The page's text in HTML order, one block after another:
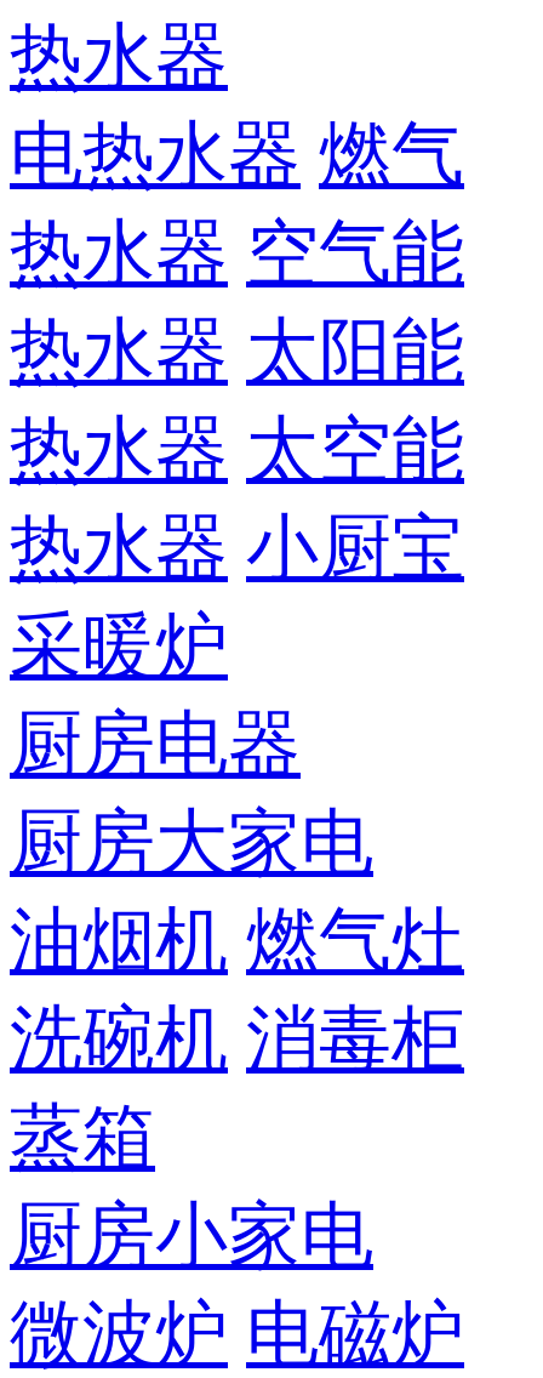
热水器
电热水器 燃气
热水器 空气能
热水器 太阳能
热水器 太空能
热水器 小厨宝
采暖炉
厨房电器
厨房大家电
油烟机 燃气灶
洗碗机 消毒柜
蒸箱
厨房小家电
微波炉 电磁炉